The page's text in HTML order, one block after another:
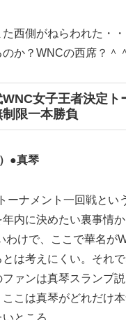
西側がねらわれた・
か？WNCの西席？＾＾
女子王者決定ト
限一本勝負
●真琴
ーナメント一回戦とい
内に決めたい裏事情か
わけで、ここで華名が
は考えにくい。それ
ァンは真琴スランプ
こは真琴がどれだけ
ところ。